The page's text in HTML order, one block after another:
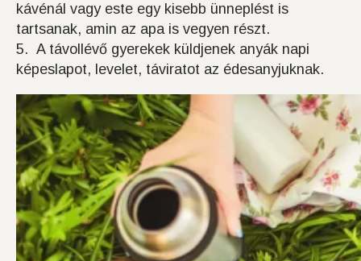
kávénál vagy este egy kisebb ünneplést is
tartsanak, amin az apa is vegyen részt.
5. A távollévő gyerekek küldjenek anyák napi
képeslapot, levelet, táviratot az édesanyjuknak.